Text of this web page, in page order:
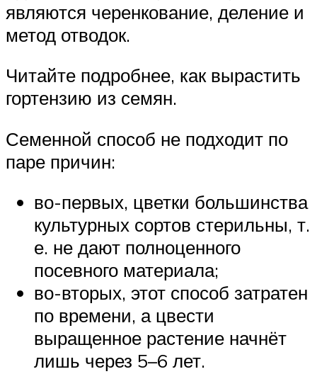
являются черенкование, деление и
метод отводок.
Читайте подробнее, как вырастить
гортензию из семян.
Семенной способ не подходит по
паре причин:
во-первых, цветки большинства
культурных сортов стерильны, т.
е. не дают полноценного
посевного материала;
во-вторых, этот способ затратен
по времени, а цвести
выращенное растение начнёт
лишь через 5–6 лет.